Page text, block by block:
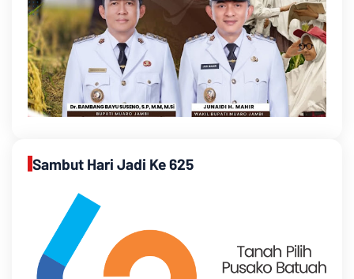
Sambut Hari Jadi Ke 625